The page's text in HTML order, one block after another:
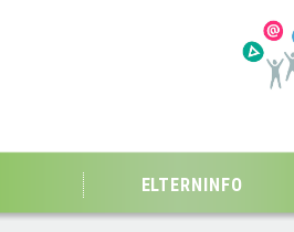
ELTERNINFO